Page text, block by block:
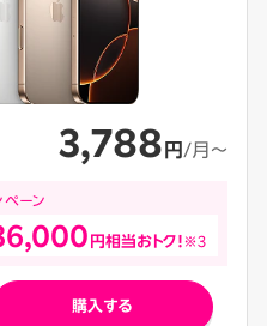
3,788 円 /月〜
ペーン
円相当おトク！※3
購入する